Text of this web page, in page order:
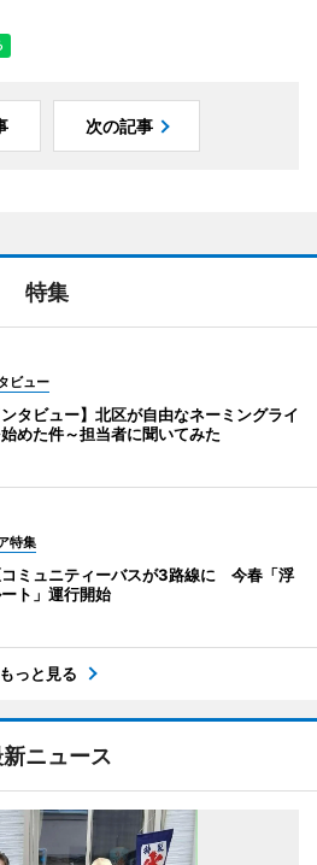
次の記事
特集
ビュー
ンタビュー】北区が自由なネーミングライ
めた件～担当者に聞いてみた
特集
ミュニティーバスが3路線に 今春「浮
ト」運行開始
もっと見る
ニュース